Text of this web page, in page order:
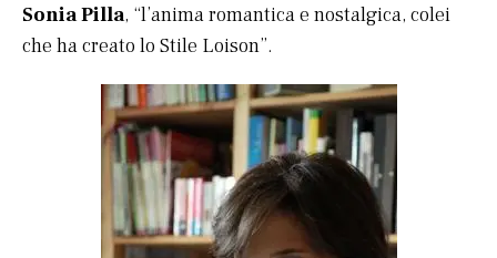
Sonia Pilla, “l’anima romantica e nostalgica, colei
che ha creato lo Stile Loison”.